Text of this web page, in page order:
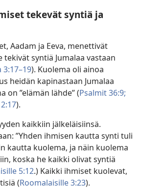
tekevät syntiä ja
Aadam ja Eeva, menettivät
tekivät syntiä Jumalaa vastaan
). Kuolema oli ainoa
heidän kapinastaan Jumalaa
on ”elämän lähde” (Psalmit 36:9;
).
kaikkiin jälkeläisiinsä.
”Yhden ihmisen kautta synti tuli
kautta kuolema, ja näin kuolema
koska he kaikki olivat syntiä
5:12.) Kaikki ihmiset kuolevat,
(Roomalaisille 3:23).